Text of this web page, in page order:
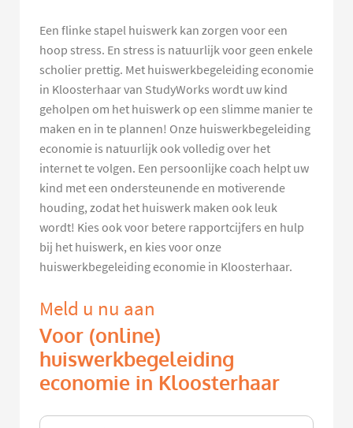
Een flinke stapel huiswerk kan zorgen voor een
hoop stress. En stress is natuurlijk voor geen enkele
scholier prettig. Met huiswerkbegeleiding economie
in Kloosterhaar van StudyWorks wordt uw kind
geholpen om het huiswerk op een slimme manier te
maken en in te plannen! Onze huiswerkbegeleiding
economie is natuurlijk ook volledig over het
internet te volgen. Een persoonlijke coach helpt uw
kind met een ondersteunende en motiverende
houding, zodat het huiswerk maken ook leuk
wordt! Kies ook voor betere rapportcijfers en hulp
bij het huiswerk, en kies voor onze
huiswerkbegeleiding economie in Kloosterhaar.
Meld u nu aan
Voor (online)
huiswerkbegeleiding
economie in Kloosterhaar